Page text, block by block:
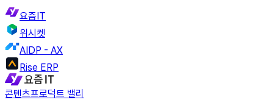
요즘IT
위시켓
AIDP - AX
Rise ERP
콘텐츠프로덕트 밸리